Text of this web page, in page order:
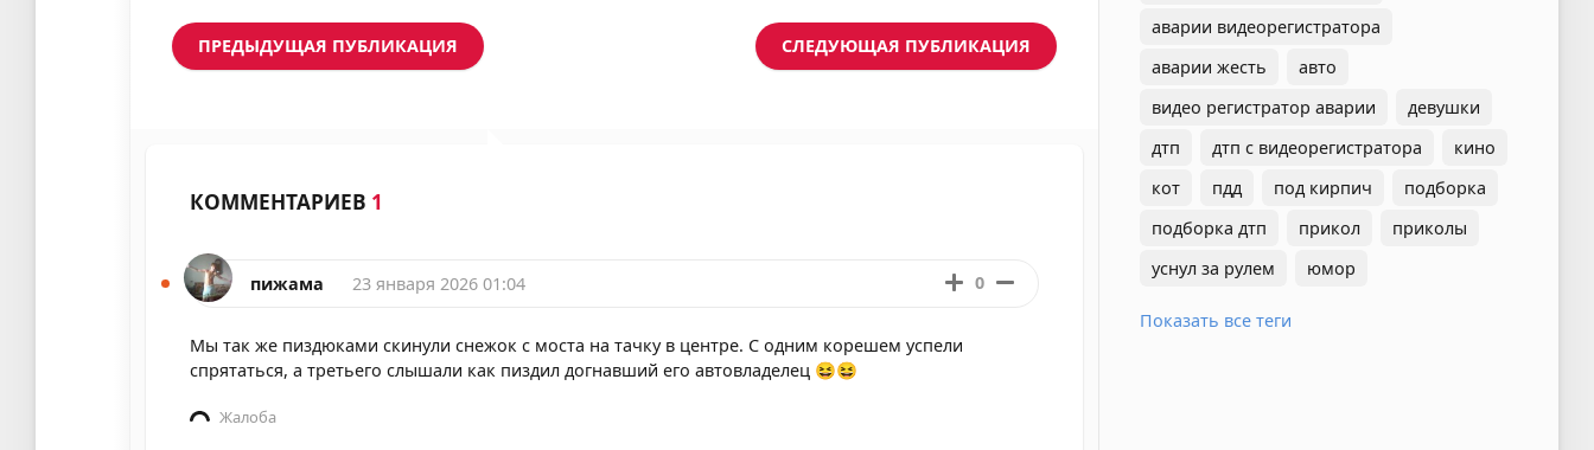
ПРЕДЫДУЩАЯ ПУБЛИКАЦИЯ СЛЕДУЮЩАЯ ПУБЛИКАЦИЯ
КОММЕНТАРИЕВ 1
пижама 23 января 2026 01:04 0
Мы так же пиздюками скинули снежок с моста на тачку в центре. С одним корешем успели
спрятаться, а третьего слышали как пиздил догнавший его автовладелец 😆😆
Жалоба
аварии видеорегистратора
аварии жесть
авто
видео регистратор аварии
девушки
дтп
дтп с видеорегистратора
кино
кот
пдд под кирпич
подборка
подборка дтп
прикол
приколы
уснул за рулем
юмор
Показать все теги